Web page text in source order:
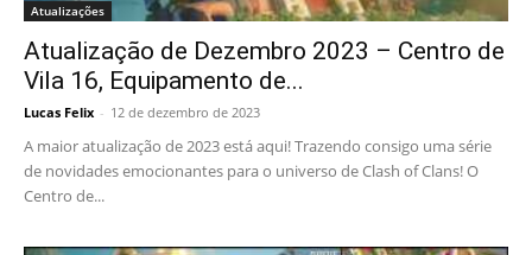
Atualizações
Atualização de Dezembro 2023 – Centro de
Vila 16, Equipamento de...
Lucas Felix - 12 de dezembro de 2023
A maior atualização de 2023 está aqui! Trazendo consigo uma série
de novidades emocionantes para o universo de Clash of Clans! O
Centro de...